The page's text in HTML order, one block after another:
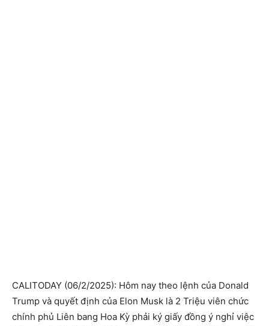
CALITODAY (06/2/2025): Hôm nay theo lệnh của Donald
Trump và quyết định của Elon Musk là 2 Triệu viên chức
chính phủ Liên bang Hoa Kỳ phải ký giấy đồng ý nghỉ việc